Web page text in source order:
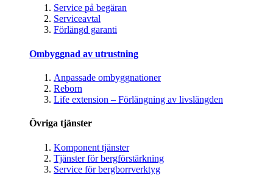
Service på begäran
Serviceavtal
Förlängd garanti
Ombyggnad av utrustning
Anpassade ombyggnationer
Reborn
Life extension – Förlängning av livslängden
Övriga tjänster
Komponent tjänster
Tjänster för bergförstärkning
Service för bergborrverktyg